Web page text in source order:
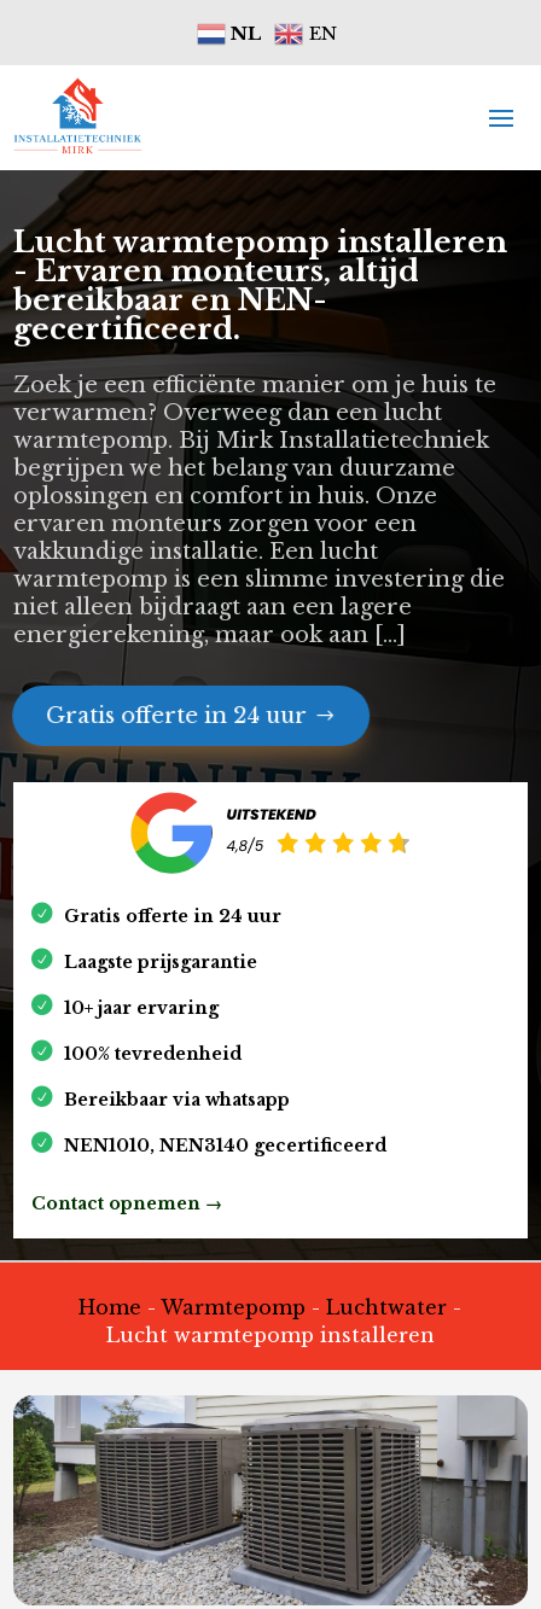
NL EN
Lucht warmtepomp installeren
- Ervaren monteurs, altijd
bereikbaar en NEN-
gecertificeerd.
Zoek je een efficiënte manier om je huis te
verwarmen? Overweeg dan een lucht
warmtepomp. Bij Mirk Installatietechniek
begrijpen we het belang van duurzame
oplossingen en comfort in huis. Onze
ervaren monteurs zorgen voor een
vakkundige installatie. Een lucht
warmtepomp is een slimme investering die
niet alleen bijdraagt aan een lagere
energierekening, maar ook aan […]
Gratis offerte in 24 uur
Gratis offerte in 24 uur
Laagste prijsgarantie
10+ jaar ervaring
100% tevredenheid
Bereikbaar via whatsapp
NEN1010, NEN3140 gecertificeerd
Contact opnemen →
Home -Warmtepomp -Luchtwater -
Lucht warmtepomp installeren